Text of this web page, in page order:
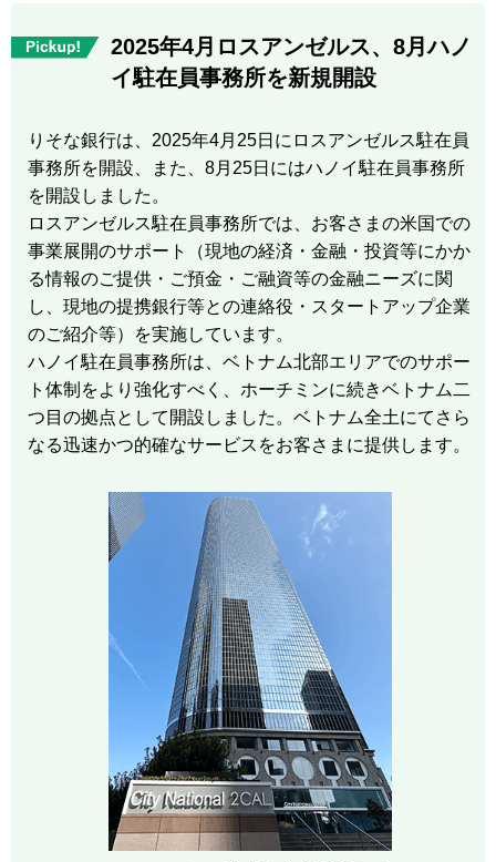
2025年4月ロスアンゼルス、8月ハノ
イ駐在員事務所を新規開設
りそな銀行は、2025年4月25日にロスアンゼルス駐在員
事務所を開設、また、8月25日にはハノイ駐在員事務所
を開設しました。
ロスアンゼルス駐在員事務所では、お客さまの米国での
事業展開のサポート（現地の経済・金融・投資等にかか
る情報のご提供・ご預金・ご融資等の金融ニーズに関
し、現地の提携銀行等との連絡役・スタートアップ企業
のご紹介等）を実施しています。
ハノイ駐在員事務所は、ベトナム北部エリアでのサポー
ト体制をより強化すべく、ホーチミンに続きベトナム二
つ目の拠点として開設しました。ベトナム全土にてさら
なる迅速かつ的確なサービスをお客さまに提供します。